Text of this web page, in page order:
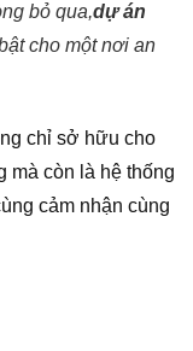
bỏ qua,dự án
cho một nơi an
chỉ sở hữu cho
mà còn là hệ thống
cảm nhận cùng